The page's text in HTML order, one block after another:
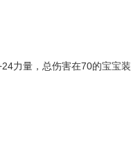
力量，总伤害在70的宝宝装